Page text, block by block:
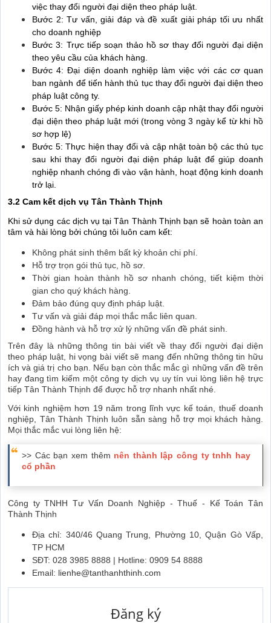
việc thay đổi người đại diện theo pháp luật.
Bước 2: Tư vấn, giải đáp và đề xuất giải pháp tối ưu nhất
cho doanh nghiệp
Bước 3: Trực tiếp soạn thảo hồ sơ thay đổi người đại diện
theo yêu cầu của khách hàng.
Bước 4: Đại diện doanh nghiệp làm việc với các cơ quan
ban ngành để tiến hành thủ tục thay đổi người đại diện theo
pháp luật công ty.
Bước 5: Nhận giấy phép kinh doanh cập nhật thay đổi người
đại diện theo pháp luật mới (trong vòng 3 ngày kể từ khi hồ
sơ hợp lệ)
Bước 5: Thực hiện thay đổi và cập nhật toàn bộ các thủ tục
sau khi thay đổi người đại diện pháp luật để giúp doanh
nghiệp nhanh chóng đi vào vận hành, hoạt động kinh doanh
trở lại.
3.2 Cam kết dịch vụ Tân Thành Thịnh
Khi sử dụng các dịch vụ tại Tân Thành Thịnh bạn sẽ hoàn toàn an
tâm và hài lòng bởi chúng tôi luôn cam kết:
Không phát sinh thêm bất kỳ khoản chi phí.
Hỗ trợ trọn gói thủ tục, hồ sơ.
Thời gian hoàn thành hồ sơ nhanh chóng, tiết kiệm thời
gian cho quý khách hàng.
Đảm bảo đúng quy định pháp luật.
Tư vấn và giải đáp mọi thắc mắc liên quan.
Đồng hành và hỗ trợ xử lý những vấn đề phát sinh.
Trên đây là những thông tin bài viết về thay đổi người đại diện
theo pháp luật, hi vọng bài viết sẽ mang đến những thông tin hữu
ích và giá trị cho bạn. Nếu bạn còn thắc mắc gì những vấn đề trên
hay đang tìm kiếm một công ty dịch vụ uy tín vui lòng liên hệ trực
tiếp Tân Thành Thịnh để được hỗ trợ nhanh nhất nhé.
Với kinh nghiệm hơn 19 năm trong lĩnh vực kế toán, thuế doanh
nghiệp, Tân Thành Thịnh luôn sẵn sàng hỗ trợ mọi khách hàng.
Mọi thắc mắc vui lòng liên hệ:
>> Các bạn xem thêm nên thành lập công ty tnhh hay
cổ phần
Công ty TNHH Tư Vấn Doanh Nghiệp - Thuế - Kế Toán Tân
Thành Thịnh
Địa chỉ: 340/46 Quang Trung, Phường 10, Quận Gò Vấp,
TP HCM
SĐT: 028 3985 8888 | Hotline: 0909 54 8888
Email: lienhe@tanthanhthinh.com
Đăng ký